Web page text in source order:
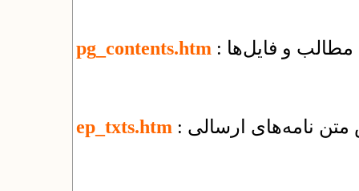
pg_contents.htm مطالب و فایل‌ها
ep_txts.htm متن نامه‌های ارسالی